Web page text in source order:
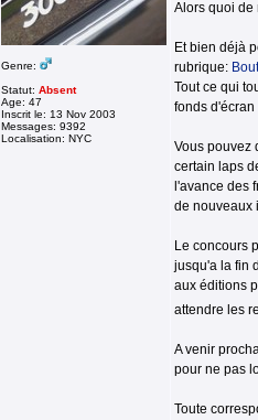
Genre:
Statut: Absent
Age: 47
Inscrit le: 13 Nov 2003
Messages: 9392
Localisation: NYC
Alors quoi de
Et bien déjà
rubrique:
Tout ce qui
fonds
Vous pouvez
certain laps
l'avance des
de nouveaux
Le concours
jusqu'a la fin
aux éditions
attendre les
A venir
pour ne pas
Toute